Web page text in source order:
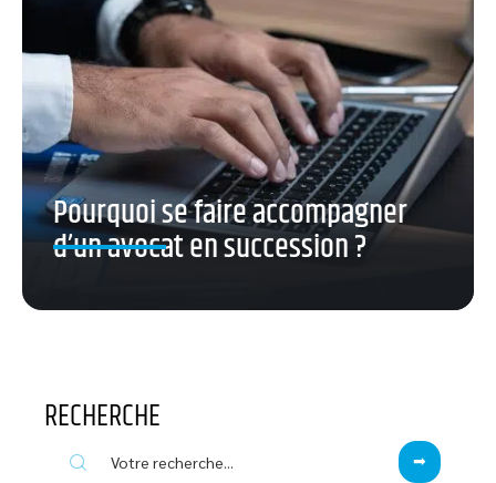
Pourquoi se faire accompagner
d’un avocat en succession ?
RECHERCHE